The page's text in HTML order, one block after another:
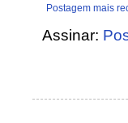
Postagem mais
Assinar: